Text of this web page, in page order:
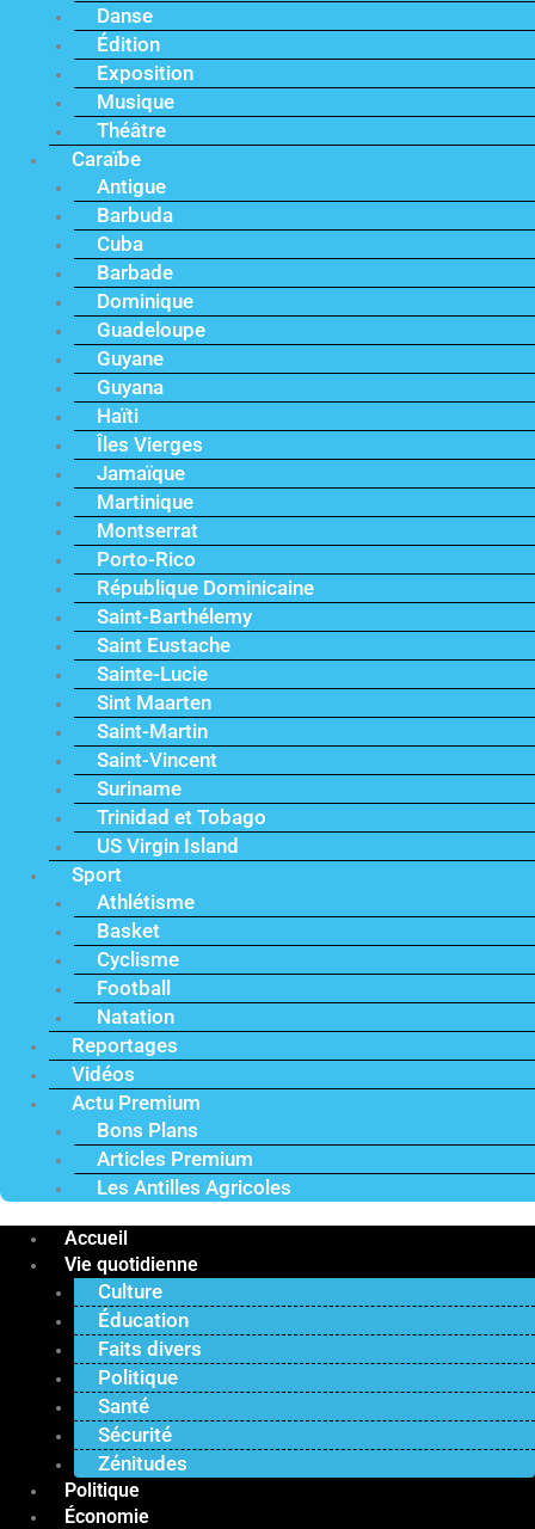
Danse
Édition
Exposition
Musique
Théâtre
Caraïbe
Antigue
Barbuda
Cuba
Barbade
Dominique
Guadeloupe
Guyane
Guyana
Haïti
Îles Vierges
Jamaïque
Martinique
Montserrat
Porto-Rico
République Dominicaine
Saint-Barthélemy
Saint Eustache
Sainte-Lucie
Sint Maarten
Saint-Martin
Saint-Vincent
Suriname
Trinidad et Tobago
US Virgin Island
Sport
Athlétisme
Basket
Cyclisme
Football
Natation
Reportages
Vidéos
Actu Premium
Bons Plans
Articles Premium
Les Antilles Agricoles
Accueil
Vie quotidienne
Culture
Éducation
Faits divers
Politique
Santé
Sécurité
Zénitudes
Politique
Économie